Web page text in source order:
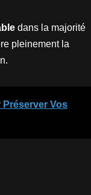
dans la majorité
pleinement la
Préserver Vos